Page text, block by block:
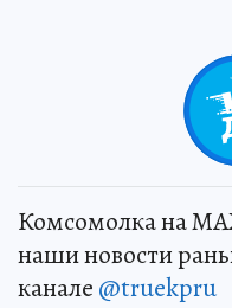
Комсомолка на
наши новости
канале @truekpru